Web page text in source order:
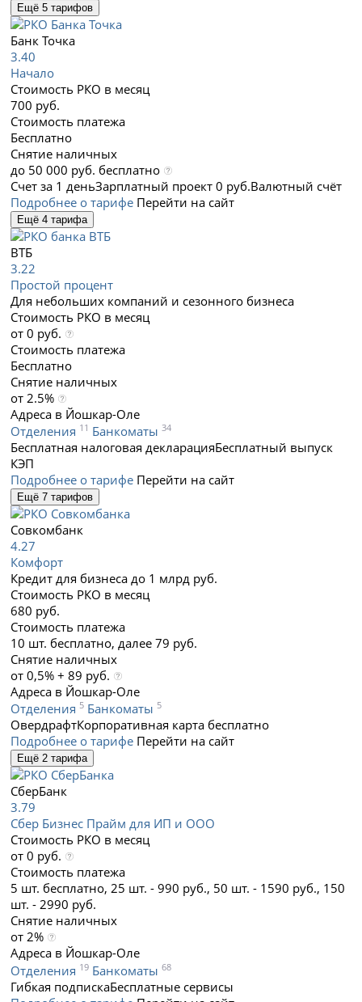
Ещё 5 тарифов
Банк Точка
3.40
Начало
Стоимость РКО в месяц
700 руб.
Стоимость платежа
Бесплатно
Снятие наличных
до 50 000 руб. бесплатно
Счет за 1 деньЗарплатный проект 0 руб.Валютный счёт
Подробнее о тарифе Перейти на сайт
Ещё 4 тарифа
ВТБ
3.22
Простой процент
Для небольших компаний и сезонного бизнеса
Стоимость РКО в месяц
от 0 руб.
Стоимость платежа
Бесплатно
Снятие наличных
от 2.5%
Адреса в Йошкар-Оле
Отделения 11 Банкоматы34
Бесплатная налоговая декларацияБесплатный выпуск
КЭП
Подробнее о тарифе Перейти на сайт
Ещё 7 тарифов
Совкомбанк
4.27
Комфорт
Кредит для бизнеса до 1 млрд руб.
Стоимость РКО в месяц
680 руб.
Стоимость платежа
10 шт. бесплатно, далее 79 руб.
Снятие наличных
от 0,5% + 89 руб.
Адреса в Йошкар-Оле
Отделения 5 Банкоматы 5
ОвердрафтКорпоративная карта бесплатно
Подробнее о тарифе Перейти на сайт
Ещё 2 тарифа
СберБанк
3.79
Сбер Бизнес Прайм для ИП и ООО
Стоимость РКО в месяц
от 0 руб.
Стоимость платежа
5 шт. бесплатно, 25 шт. - 990 руб., 50 шт. - 1590 руб., 150
шт. - 2990 руб.
Снятие наличных
от 2%
Адреса в Йошкар-Оле
Отделения 19 Банкоматы68
Гибкая подпискаБесплатные сервисы